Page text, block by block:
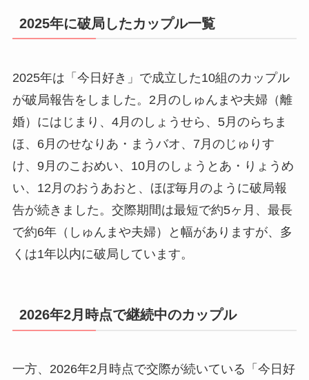
2025年に破局したカップル一覧
2025年は「今日好き」で成立した10組のカップル
が破局報告をしました。2月のしゅんまや夫婦（離
婚）にはじまり、4月のしょうせら、5月のらちま
ほ、6月のせなりあ・まうバオ、7月のじゅりす
け、9月のこおめい、10月のしょうとあ・りょうめ
い、12月のおうあおと、ほぼ毎月のように破局報
告が続きました。交際期間は最短で約5ヶ月、最長
で約6年（しゅんまや夫婦）と幅がありますが、多
くは1年以内に破局しています。
2026年2月時点で継続中のカップル
一方、2026年2月時点で交際が続いている「今日好